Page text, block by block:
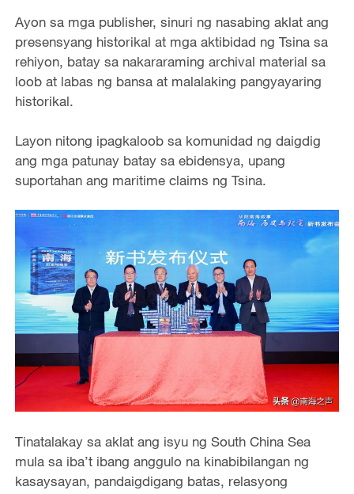
Ayon sa mga publisher, sinuri ng nasabing aklat ang
presensyang historikal at mga aktibidad ng Tsina sa
rehiyon, batay sa nakararaming archival material sa
loob at labas ng bansa at malalaking pangyayaring
historikal.
Layon nitong ipagkaloob sa komunidad ng daigdig
ang mga patunay batay sa ebidensya, upang
suportahan ang maritime claims ng Tsina.
Tinatalakay sa aklat ang isyu ng South China Sea
mula sa iba’t ibang anggulo na kinabibilangan ng
kasaysayan, pandaigdigang batas, relasyong